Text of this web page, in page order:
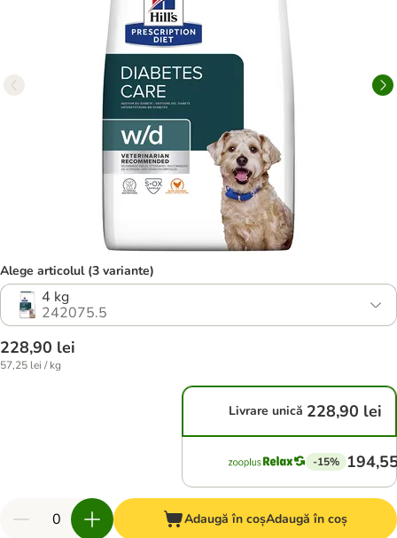
Alege articolul (3 variante)
4 kg
242075.5
228,90 lei
57,25 lei / kg
Livrare unică 228,90 lei
-15%
Adaugă în coșAdaugă în coș